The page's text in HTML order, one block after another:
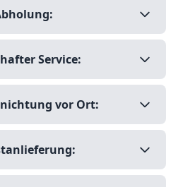
Service:
vor Ort: